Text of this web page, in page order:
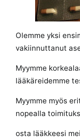
Olemme yksi
vakiinnuttanut
Myymme
lääkäreidemme
Myymme myös
nopealla
osta lääkkeesi